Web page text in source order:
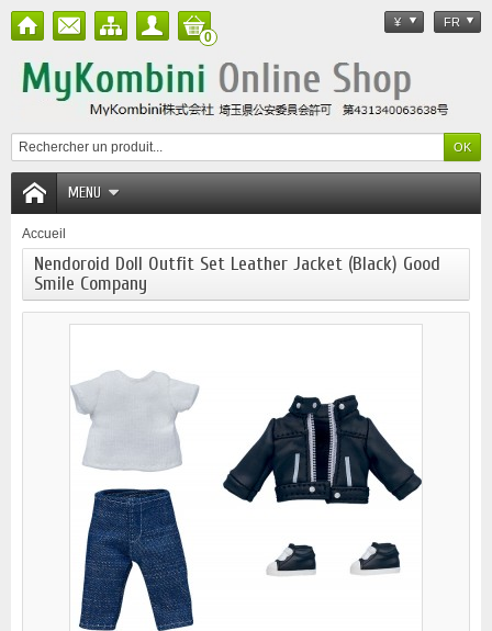
¥ FR
0
MENU
Accueil
Nendoroid Doll Outfit Set Leather Jacket (Black) Good
Smile Company